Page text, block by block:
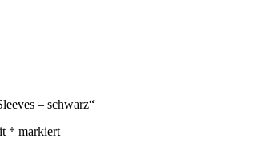
– schwarz“
* markiert